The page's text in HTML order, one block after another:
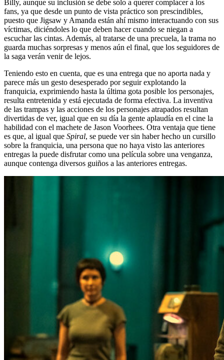
Billy, aunque su inclusión se debe solo a querer complacer a los
fans, ya que desde un punto de vista práctico son prescindibles,
puesto que Jigsaw y Amanda están ahí mismo interactuando con sus
víctimas, diciéndoles lo que deben hacer cuando se niegan a
escuchar las cintas. Además, al tratarse de una precuela, la trama no
guarda muchas sorpresas y menos aún el final, que los seguidores de
la saga verán venir de lejos.
Teniendo esto en cuenta, que es una entrega que no aporta nada y
parece más un gesto desesperado por seguir explotando la
franquicia, exprimiendo hasta la última gota posible los personajes,
resulta entretenida y está ejecutada de forma efectiva. La inventiva
de las trampas y las acciones de los personajes atrapados resultan
divertidas de ver, igual que en su día la gente aplaudía en el cine la
habilidad con el machete de Jason Voorhees. Otra ventaja que tiene
es que, al igual que Spiral, se puede ver sin haber hecho un cursillo
sobre la franquicia, una persona que no haya visto las anteriores
entregas la puede disfrutar como una película sobre una venganza,
aunque contenga diversos guiños a las anteriores entregas.